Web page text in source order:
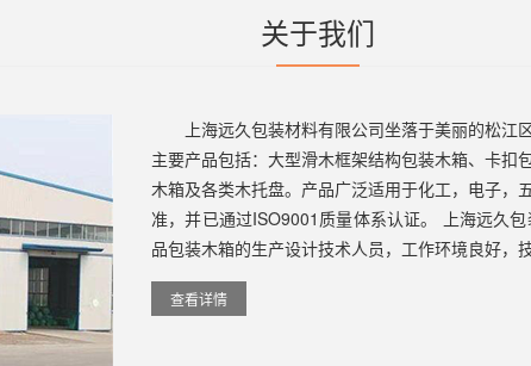
关于我们
上海远久包装材料有限公司坐落于美丽的松
主要产品包括：大型滑木框架结构包装木箱、卡
木箱及各类木托盘。产品广泛适用于化工，电子，
准，并已通过ISO9001质量体系认证。 上海远久
品包装木箱的生产设计技术人员，工作环境良好
查看详情